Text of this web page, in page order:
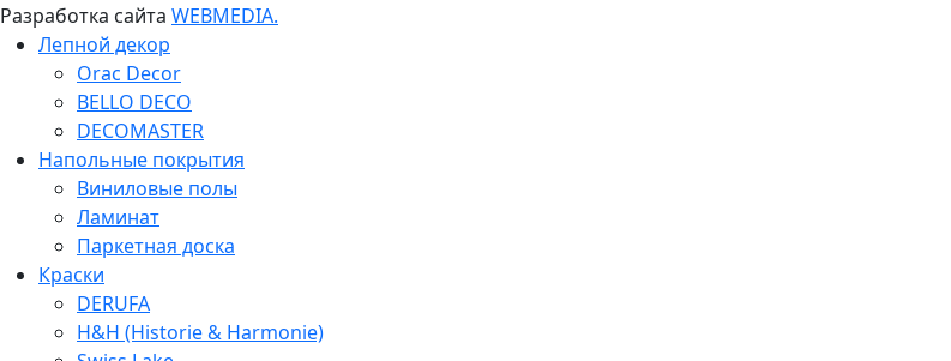
Разработка сайта WEBMEDIA.
Лепной декор
Orac Decor
BELLO DECO
DECOMASTER
Напольные покрытия
Виниловые полы
Ламинат
Паркетная доска
Краски
DERUFA
H&H (Historie & Harmonie)